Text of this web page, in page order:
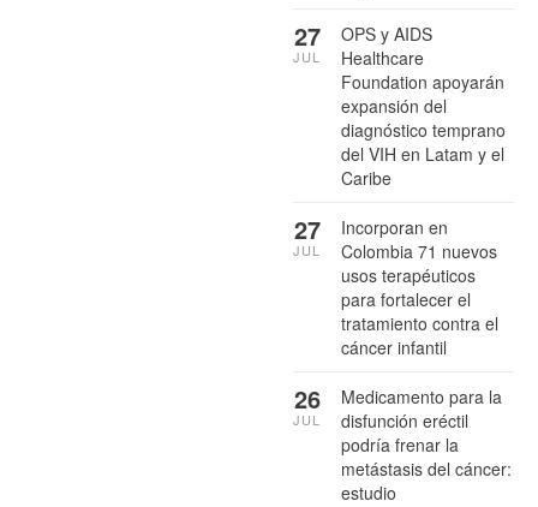
OPS y AIDS
Healthcare
Foundation apoyarán
expansión del
diagnóstico temprano
del VIH en Latam y el
Caribe
27
JUL
Incorporan en
Colombia 71 nuevos
usos terapéuticos
para fortalecer el
tratamiento contra el
cáncer infantil
27
JUL
Medicamento para la
disfunción eréctil
podría frenar la
metástasis del cáncer:
estudio
26
JUL